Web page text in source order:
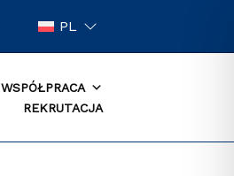
PL
WSPÓŁPRACA
REKRUTACJA